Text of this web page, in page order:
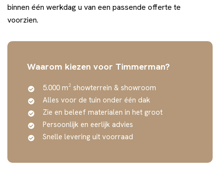
binnen één werkdag u van een passende offerte te
voorzien.
Waarom kiezen voor Timmerman?
5.000 m² showterrein & showroom
Alles voor de tuin onder één dak
Zie en beleef materialen in het groot
Persoonlijk en eerlijk advies
Snelle levering uit voorraad